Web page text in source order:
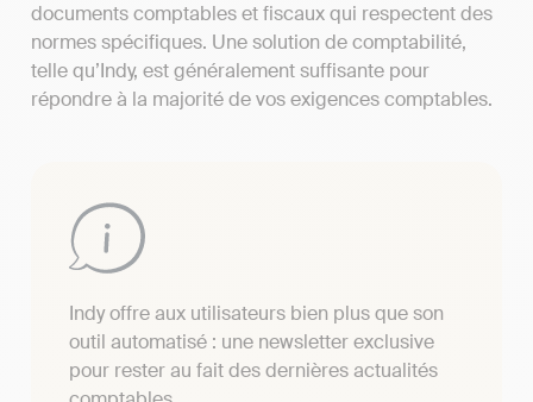
documents comptables et fiscaux qui respectent des
normes spécifiques. Une solution de comptabilité,
telle qu’Indy, est généralement suffisante pour
répondre à la majorité de vos exigences comptables.
Indy offre aux utilisateurs bien plus que son
outil automatisé : une newsletter exclusive
pour rester au fait des dernières actualités